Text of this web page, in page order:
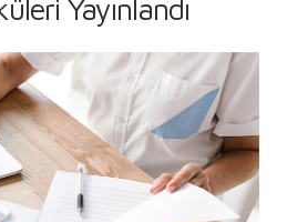
Yayınlandı